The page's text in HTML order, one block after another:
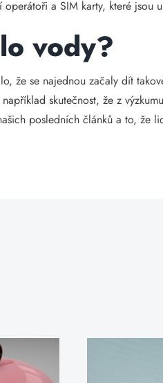
a SIM karty, které jsou
vody?
že se najednou začaly dít
skutečnost, že z
posledních článků a to, že